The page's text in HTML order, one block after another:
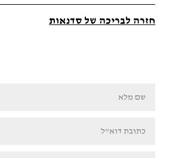
חזרה לבריכה של סדנאות